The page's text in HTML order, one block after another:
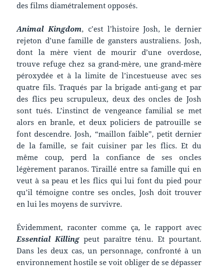
des films diamétralement opposés.
Animal Kingdom, c’est l’histoire Josh, le dernier
rejeton d’une famille de gansters australiens. Josh,
dont la mère vient de mourir d’une overdose,
trouve refuge chez sa grand-mère, une grand-mère
péroxydée et à la limite de l’incestueuse avec ses
quatre fils. Traqués par la brigade anti-gang et par
des flics peu scrupuleux, deux des oncles de Josh
sont tués. L’instinct de vengeance familial se met
alors en branle, et deux policiers de patrouille se
font descendre. Josh, “maillon faible”, petit dernier
de la famille, se fait cuisiner par les flics. Et du
même coup, perd la confiance de ses oncles
légèrement paranos. Tiraillé entre sa famille qui en
veut à sa peau et les flics qui lui font du pied pour
qu’il témoigne contre ses oncles, Josh doit trouver
en lui les moyens de survivre.
Évidemment, raconter comme ça, le rapport avec
Essential Killingpeut paraître ténu. Et pourtant.
Dans les deux cas, un personnage, confronté à un
environnement hostile se voit obliger de se dépasser